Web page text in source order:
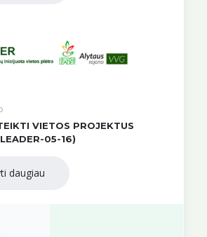
VIETOS PROJEKTUS
05-16)
daugiau